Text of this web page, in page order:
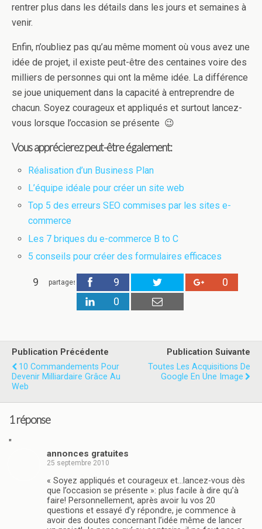
rentrer plus dans les détails dans les jours et semaines à
venir.
Enfin, n’oubliez pas qu’au même moment où vous avez une
idée de projet, il existe peut-être des centaines voire des
milliers de personnes qui ont la même idée. La différence
se joue uniquement dans la capacité à entreprendre de
chacun. Soyez courageux et appliqués et surtout lancez-
vous lorsque l’occasion se présente 😉
Vous apprécierez peut-être également:
Réalisation d’un Business Plan
L’équipe idéale pour créer un site web
Top 5 des erreurs SEO commises par les sites e-
commerce
Les 7 briques du e-commerce B to C
5 conseils pour créer des formulaires efficaces
9 partages 9
0
0
Publication Précédente
10 Commandements Pour
Devenir Milliardaire Grâce Au
Web
Publication Suivante
Toutes Les Acquisitions De
Google En Une Image
1 réponse
"
annonces gratuites
25 septembre 2010
« Soyez appliqués et courageux et…lancez-vous dès
que l’occasion se présente »: plus facile à dire qu’à
faire! Personnellement, après avoir lu vos 20
questions et essayé d’y répondre, je commence à
avoir des doutes concernant l’idée même de lancer